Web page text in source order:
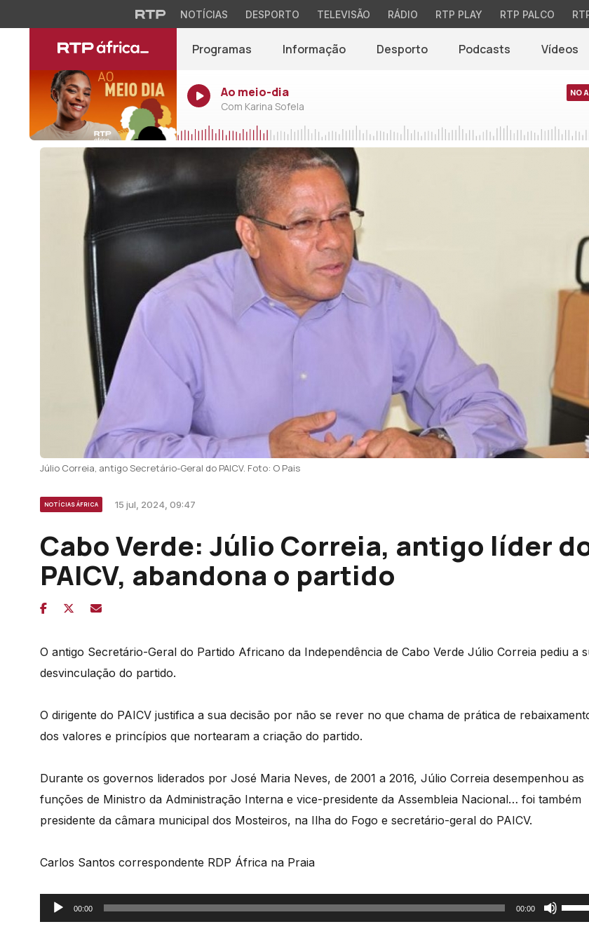
NOTÍCIAS DESPORTO TELEVISÃO RÁDIO RTP PLAY RTP PALCO
Programas Informação Desporto Podcasts Vídeos
Ao meio-dia
Com Karina Sofela
NO
Júlio Correia, antigo Secretário-Geral do PAICV. Foto: O Pais
NOTÍCIAS ÁFRICA 15 jul, 2024, 09:47
Cabo Verde: Júlio Correia, antigo líder
PAICV, abandona o partido
O antigo Secretário-Geral do Partido Africano da Independência de Cabo Verde Júlio Correia pediu a
desvinculação do partido.
O dirigente do PAICV justifica a sua decisão por não se rever no que chama de prática de
dos valores e princípios que nortearam a criação do partido.
Durante os governos liderados por José Maria Neves, de 2001 a 2016, Júlio Correia desempenhou as
funções de Ministro da Administração Interna e vice-presidente da Assembleia Nacional… foi também
presidente da câmara municipal dos Mosteiros, na Ilha do Fogo e secretário-geral do PAICV.
Carlos Santos correspondente RDP África na Praia
Reprodutor
de
00:00 00:00
Use
as